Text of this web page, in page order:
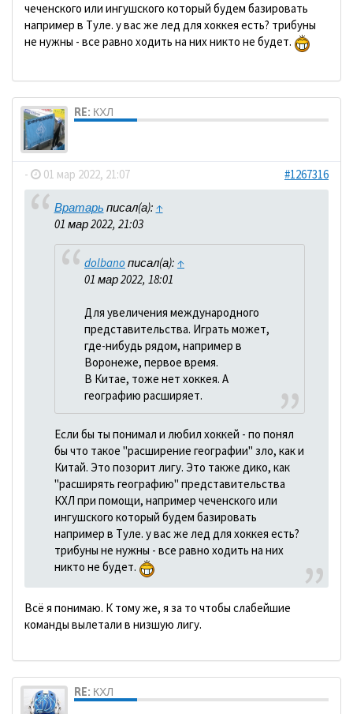
чеченского или ингушского который будем базировать
например в Туле. у вас же лед для хоккея есть? трибуны
не нужны - все равно ходить на них никто не будет.
RE: КХЛ
- 01 мар 2022, 21:07 #1267316
Вратарь писал(а): ↑
01 мар 2022, 21:03
dolbano писал(а): ↑
01 мар 2022, 18:01
Для увеличения международного
представительства. Играть может,
где-нибудь рядом, например в
Воронеже, первое время.
В Китае, тоже нет хоккея. А
географию расширяет.
Если бы ты понимал и любил хоккей - по понял
бы что такое "расширение географии" зло, как и
Китай. Это позорит лигу. Это также дико, как
"расширять географию" представительства
КХЛ при помощи, например чеченского или
ингушского который будем базировать
например в Туле. у вас же лед для хоккея есть?
трибуны не нужны - все равно ходить на них
никто не будет.
Всё я понимаю. К тому же, я за то чтобы слабейшие
команды вылетали в низшую лигу.
RE: КХЛ